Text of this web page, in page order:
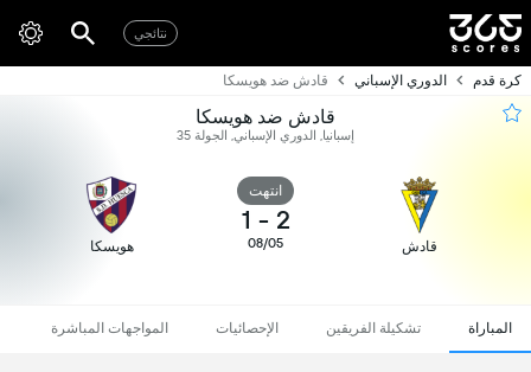
نتائجي
كرة قدم الدوري الإسباني قادش ضد هويسكا
قادش ضد هويسكا
إسبانيا, الدوري الإسباني, الجولة 35
قادش
انتهت
2
-
1
08/05 هويسكا
المباراة تشكيلة الفريقين الإحصائيات المواجهات المباشرة